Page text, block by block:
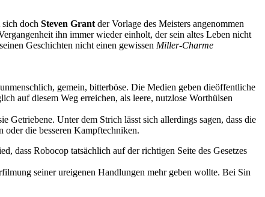
doch Steven Grant der Vorlage des Meisters angenommen
ihn immer wieder einholt, der sein altes Leben nicht
Geschichten nicht einen gewissen Miller-Charme
gemein, bitterböse. Die Medien geben dieöffentliche
auf diesem Weg erreichen, als leere, nutzlose Worthülsen
Getriebene. Unter dem Strich lässt sich allerdings sagen, dass die
die besseren Kampftechniken.
dass Robocop tatsächlich auf der richtigen Seite des Gesetzes
seiner ureigenen Handlungen mehr geben wollte. Bei Sin